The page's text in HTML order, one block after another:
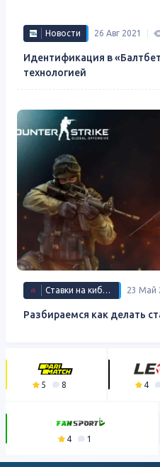
Новости 26 Авг 2021
Идентификация в
технологией
Ставки на киберспорт 23 Май
Разбираемся как делать
5 8 4
4 1